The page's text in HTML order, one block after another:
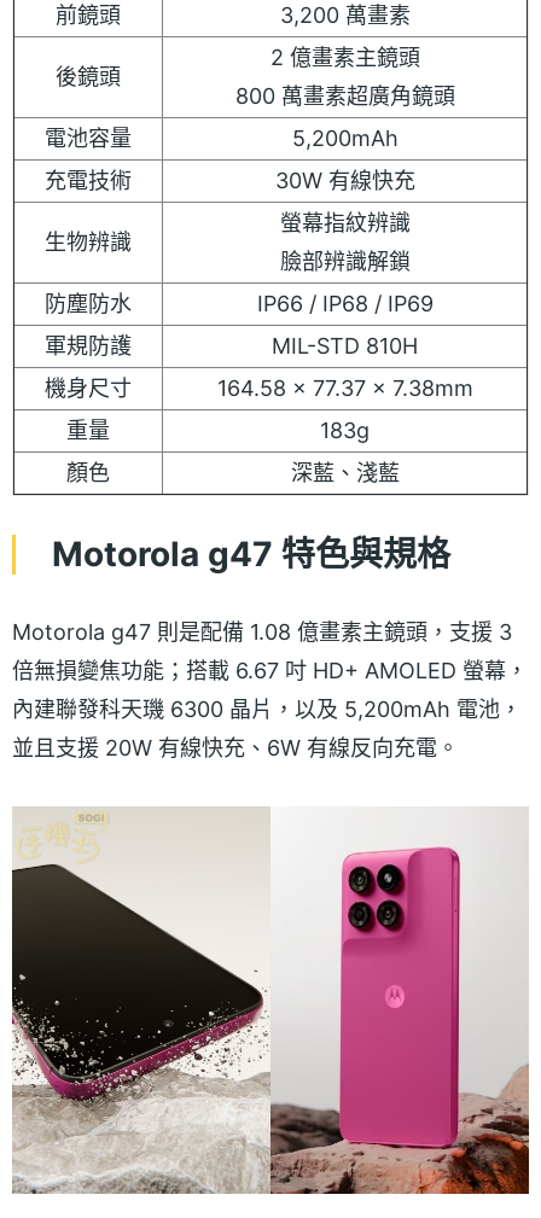
前鏡頭
3,200 萬畫素
後鏡頭
2 億畫素主鏡頭
800 萬畫素超廣角鏡頭
電池容量
5,200mAh
充電技術
30W 有線快充
生物辨識
螢幕指紋辨識
臉部辨識解鎖
防塵防水
IP66 / IP68 / IP69
軍規防護
MIL-STD 810H
機身尺寸
164.58 x 77.37 x 7.38mm
重量
183g
顏色
深藍、淺藍
Motorola g47 特色與規格
Motorola g47 則是配備 1.08 億畫素主鏡頭，支援 3
倍無損變焦功能；搭載 6.67 吋 HD+ AMOLED 螢幕，
內建聯發科天璣 6300 晶片，以及 5,200mAh 電池，
並且支援 20W 有線快充、6W 有線反向充電。